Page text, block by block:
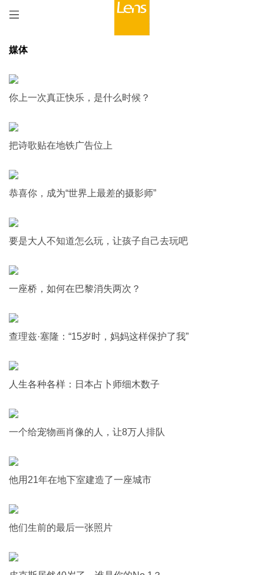
媒体
你上一次真正快乐，是什么时候？
把诗歌贴在地铁广告位上
恭喜你，成为“世界上最差的摄影师”
要是大人不知道怎么玩，让孩子自己去玩吧
一座桥，如何在巴黎消失两次？
查理兹·塞隆：“15岁时，妈妈这样保护了我”
人生各种各样：日本占卜师细木数子
一个给宠物画肖像的人，让8万人排队
他用21年在地下室建造了一座城市
他们生前的最后一张照片